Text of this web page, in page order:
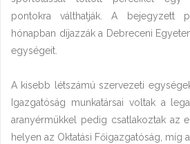
pontokra válthatják. A bejegyzett
hónapban díjazzák a Debreceni
egységeit.
A kisebb létszámú szervezeti
Igazgatóság munkatársai voltak a
aranyérmükkel pedig csatlakoztak az
helyen az Oktatási Főigazgatóság, míg